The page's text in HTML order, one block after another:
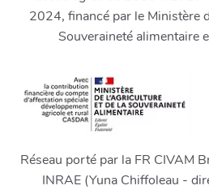
2024, financé par le Ministère
Souveraineté alimentaire
Réseau porté par la FR CIVAM
INRAE (Yuna Chiffoleau -